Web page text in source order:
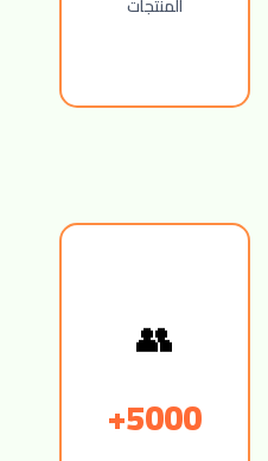
👥
5000+